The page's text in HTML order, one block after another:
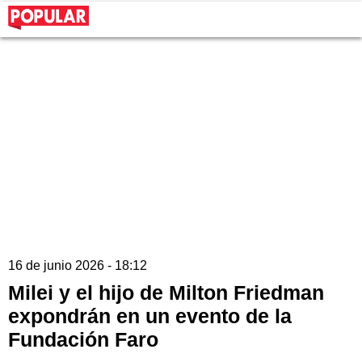
16 de junio 2026 - 18:12
Milei y el hijo de Milton Friedman
expondrán en un evento de la
Fundación Faro